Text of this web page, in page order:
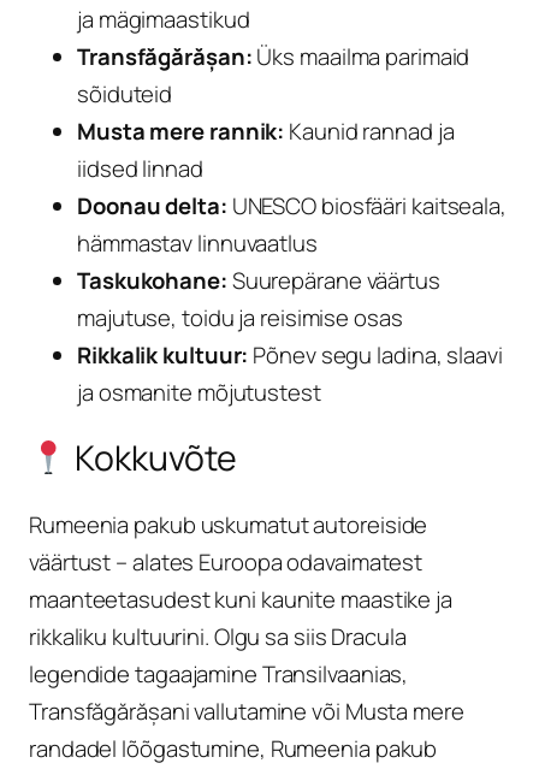
ja mägimaastikud
Transfăgărășan:Üks maailma parimaid
sõiduteid
Musta mere rannik: Kaunid rannad ja
iidsed linnad
Doonau delta: UNESCO biosfääri kaitseala,
hämmastav linnuvaatlus
Taskukohane:Suurepärane väärtus
majutuse, toidu ja reisimise osas
Rikkalik kultuur: Põnev segu ladina, slaavi
ja osmanite mõjutustest
Kokkuvõte
Rumeenia pakub uskumatut autoreiside
väärtust – alates Euroopa odavaimatest
maanteetasudest kuni kaunite maastike ja
rikkaliku kultuurini. Olgu sa siis Dracula
legendide tagaajamine Transilvaanias,
Transfăgărășani vallutamine või Musta mere
randadel lõõgastumine, Rumeenia pakub